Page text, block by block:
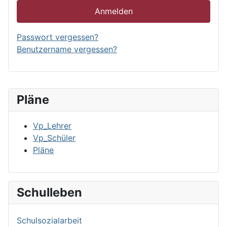
Pläne
Vp_Lehrer
Vp_Schüler
Pläne
Schulleben
Schulsozialarbeit
Anmelden
Passwort vergessen?
Benutzername vergessen?